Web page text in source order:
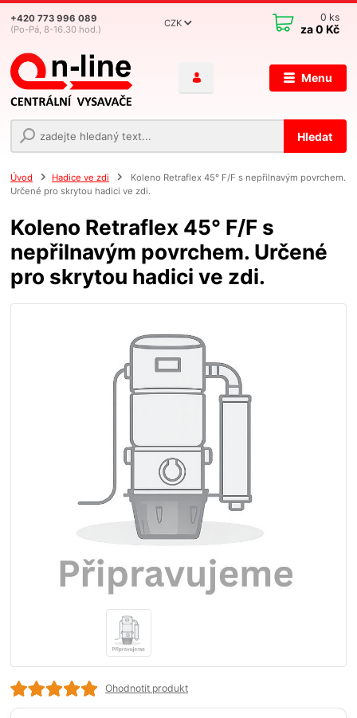
Menu
CZK
Hledat
+420 773 996 089
(Po-Pá, 8-16.30 hod.)
0 ks
za0 Kč
Úvod Hadice ve zdi
Koleno Retraflex 45° F/F s nepřilnavým povrchem.
Určené pro skrytou hadici ve zdi.
Koleno Retraflex 45° F/F s
nepřilnavým povrchem. Určené
pro skrytou hadici ve zdi.
Ohodnotit produkt